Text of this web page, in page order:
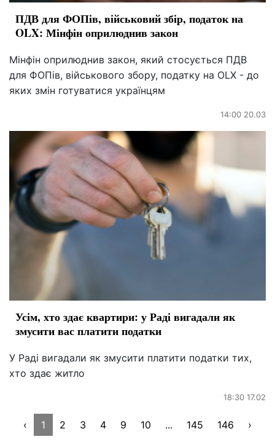
ПДВ для ФОПів, військовий збір, податок на
OLX: Мінфін оприлюднив закон
Мінфін оприлюднив закон, який стосується ПДВ
для ФОПів, військового збору, податку на OLX - до
яких змін готуватися українцям
14:00 20.03
Усім, хто здає квартири: у Раді вигадали як
змусити вас платити податки
У Раді вигадали як змусити платити податки тих,
хто здає житло
18:30 17.02
‹ 1 2 3 4 9 10 ... 145 146 ›